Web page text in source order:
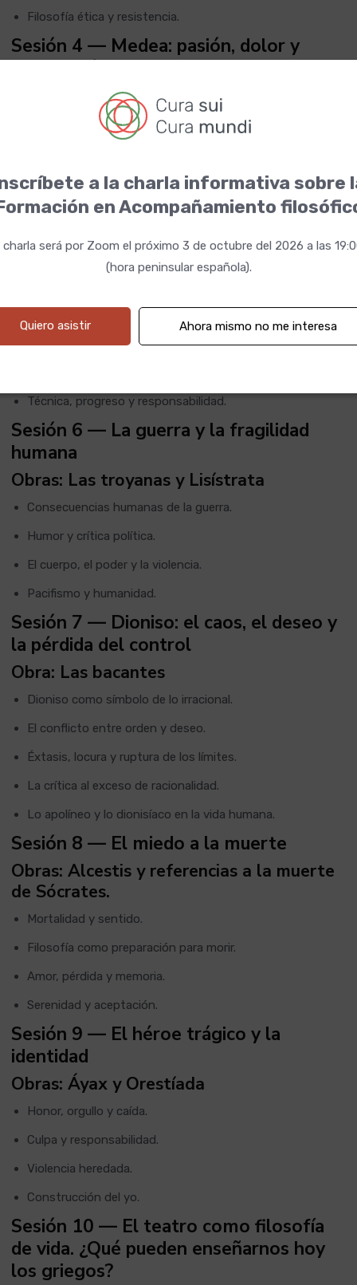
Filosofía ética y resistencia.
Sesión 4 — Medea: pasión, dolor y
destrucción
Obra: Medea
Amor, traición y venganza.
La exclusión social y la condición femenina.
Filosofía de las pasiones.
Sesión 5 — Prometeo y la rebeldía
humana
El desafío a los dioses.
El precio del conocimiento.
Técnica, progreso y responsabilidad.
Sesión 6 — La guerra y la fragilidad
humana
Obras: Las troyanas y Lisístrata
Consecuencias humanas de la guerra.
Humor y crítica política.
El cuerpo, el poder y la violencia.
Pacifismo y humanidad.
Sesión 7 — Dioniso: el caos, el deseo y
la pérdida del control
Obra: Las bacantes
Dioniso como símbolo de lo irracional.
El conflicto entre orden y deseo.
Éxtasis, locura y ruptura de los límites.
La crítica al exceso de racionalidad.
Lo apolíneo y lo dionisíaco en la vida humana.
Sesión 8 — El miedo a la muerte
Obras: Alcestis y referencias a la muerte
de Sócrates.
Mortalidad y sentido.
Filosofía como preparación para morir.
Amor, pérdida y memoria.
Serenidad y aceptación.
Sesión 9 — El héroe trágico y la
identidad
Obras: Áyax y Orestíada
Honor, orgullo y caída.
Culpa y responsabilidad.
Violencia heredada.
Construcción del yo.
Sesión 10 — El teatro como filosofía
de vida. ¿Qué pueden enseñarnos hoy
los griegos?
a la charla informativa sobre
en Acompañamiento
charla será por Zoom el próximo 3 de octubre del 2026 a las
(hora peninsular española).
Quiero asistir Ahora mismo no me interesa